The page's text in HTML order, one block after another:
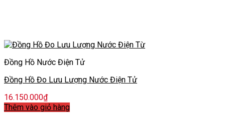
Đồng Hồ Nước Điện Tử
Đồng Hồ Đo Lưu Lượng Nước Điện Tử
16.150.000₫
Thêm vào giỏ hàng